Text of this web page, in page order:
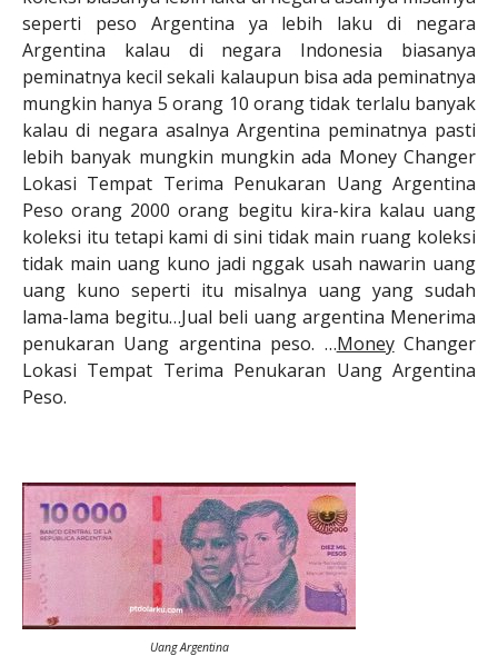
seperti peso Argentina ya lebih laku di negara
Argentina kalau di negara Indonesia biasanya
peminatnya kecil sekali kalaupun bisa ada peminatnya
mungkin hanya 5 orang 10 orang tidak terlalu banyak
kalau di negara asalnya Argentina peminatnya pasti
lebih banyak mungkin mungkin ada Money Changer
Lokasi Tempat Terima Penukaran Uang Argentina
Peso orang 2000 orang begitu kira-kira kalau uang
koleksi itu tetapi kami di sini tidak main ruang koleksi
tidak main uang kuno jadi nggak usah nawarin uang
uang kuno seperti itu misalnya uang yang sudah
lama-lama begitu…Jual beli uang argentina Menerima
penukaran Uang argentina peso. …MoneyChanger
Lokasi Tempat Terima Penukaran Uang Argentina
Peso.
Uang Argentina